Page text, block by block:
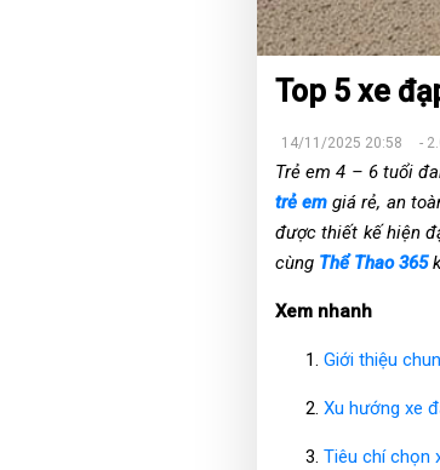
Top 5 xe
14/11/2025 20:58 -
Trẻ em 4 – 6 tuổi
trẻ em giá rẻ, an
được thiết kế hiện
cùng Thể Thao 365
Xem nhanh
Giới thiệu
Xu hướng xe
Tiêu chí chọn